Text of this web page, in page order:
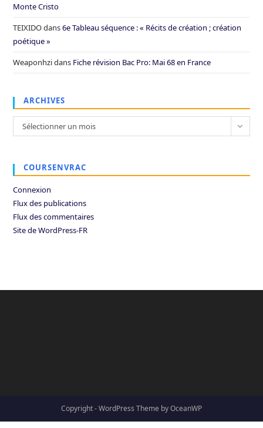
Monte Cristo
TEIXIDOdans6e Tableau séquence : « Récits de création ; création
poétique »
Weaponhzidans Fiche révision Bac Pro: Mai 68 en France
ARCHIVES
Archives
Sélectionner un mois
COURSENVRAC
Connexion
Flux des publications
Flux des commentaires
Site de WordPress-FR
Copyright - WordPress Theme by OceanWP